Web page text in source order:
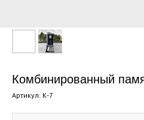
Комбинированный
Артикул: К-7